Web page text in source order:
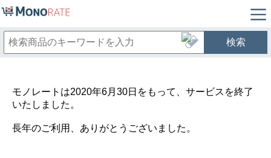
検索
モノレートは2020年6月30日をもって、サービスを終了
いたしました。
長年のご利用、ありがとうございました。